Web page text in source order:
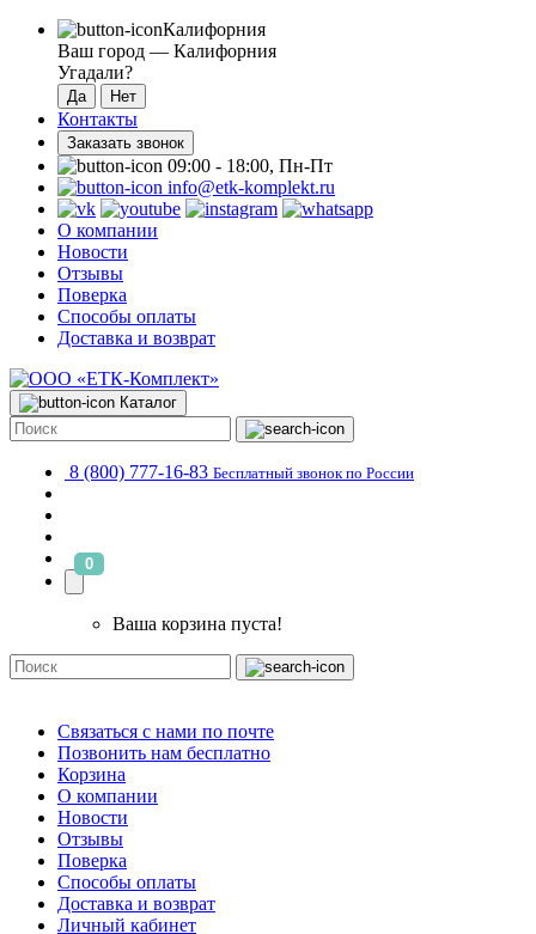
Калифорния
Ваш город — Калифорния
Угадали?
Контакты
Заказать звонок
09:00 - 18:00, Пн-Пт
info@etk-komplekt.ru
О компании
Новости
Отзывы
Поверка
Способы оплаты
Доставка и возврат
Каталог
8 (800) 777-16-83 Бесплатный звонок по России
0
Ваша корзина пуста!
Связаться с нами по почте
Позвонить нам бесплатно
Корзина
О компании
Новости
Отзывы
Поверка
Способы оплаты
Доставка и возврат
Личный кабинет